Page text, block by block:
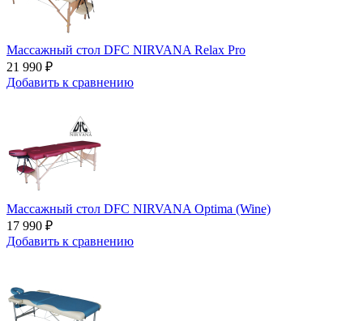
Массажный стол DFC NIRVANA Relax Pro
21 990 ₽
Добавить к сравнению
Массажный стол DFC NIRVANA Optima (Wine)
17 990 ₽
Добавить к сравнению